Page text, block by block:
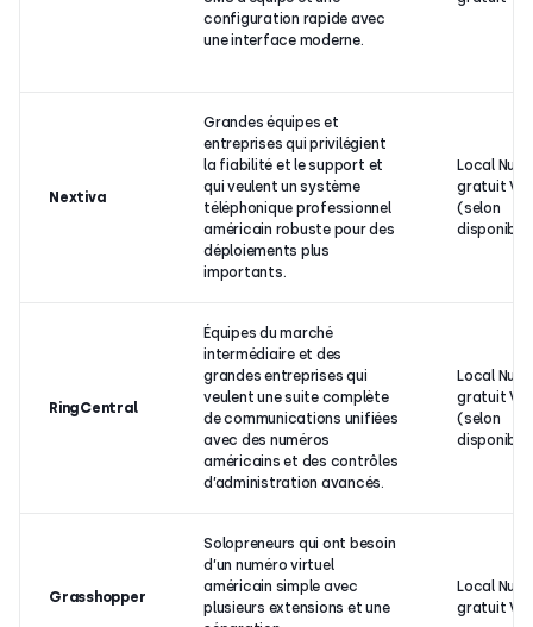
configuration rapide avec
une interface moderne.
Nextiva
Grandes équipes et
entreprises qui privilégient
la fiabilité et le support et
qui veulent un système
téléphonique professionnel
américain robuste pour des
déploiements plus
importants.
Local
gratuit
(selon
RingCentral
Équipes du marché
intermédiaire et des
grandes entreprises qui
veulent une suite complète
de communications unifiées
avec des numéros
américains et des contrôles
d’administration avancés.
Local
gratuit
(selon
Grasshopper
Solopreneurs qui ont besoin
d’un numéro virtuel
américain simple avec
plusieurs extensions et une
Local
gratuit